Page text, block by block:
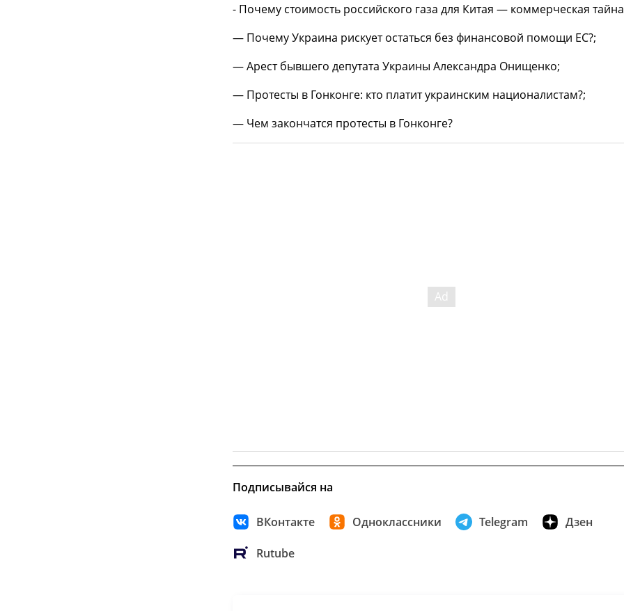
- Почему стоимость российского газа для Китая — коммерческая
— Почему Украина рискует остаться без финансовой помощи ЕС?;
— Арест бывшего депутата Украины Александра Онищенко;
— Протесты в Гонконге: кто платит украинским националистам?;
— Чем закончатся протесты в Гонконге?
Подписывайся на
ВКонтакте Одноклассники Telegram Дзен
Rutube